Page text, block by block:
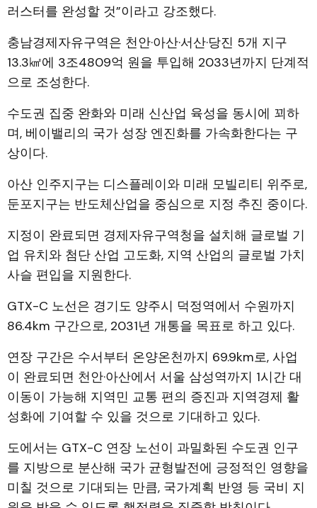
러스터를 완성할 것”이라고 강조했다.
충남경제자유구역은 천안·아산·서산·당진 5개 지구
13.3㎢에 3조4809억 원을 투입해 2033년까지 단계적
으로 조성한다.
수도권 집중 완화와 미래 신산업 육성을 동시에 꾀하
며, 베이밸리의 국가 성장 엔진화를 가속화한다는 구
상이다.
아산 인주지구는 디스플레이와 미래 모빌리티 위주로,
둔포지구는 반도체산업을 중심으로 지정 추진 중이다.
지정이 완료되면 경제자유구역청을 설치해 글로벌 기
업 유치와 첨단 산업 고도화, 지역 산업의 글로벌 가치
사슬 편입을 지원한다.
GTX-C 노선은 경기도 양주시 덕정역에서 수원까지
86.4km 구간으로, 2031년 개통을 목표로 하고 있다.
연장 구간은 수서부터 온양온천까지 69.9km로, 사업
이 완료되면 천안·아산에서 서울 삼성역까지 1시간 대
이동이 가능해 지역민 교통 편의 증진과 지역경제 활
성화에 기여할 수 있을 것으로 기대하고 있다.
도에서는 GTX-C 연장 노선이 과밀화된 수도권 인구
를 지방으로 분산해 국가 균형발전에 긍정적인 영향을
미칠 것으로 기대되는 만큼, 국가계획 반영 등 국비 지